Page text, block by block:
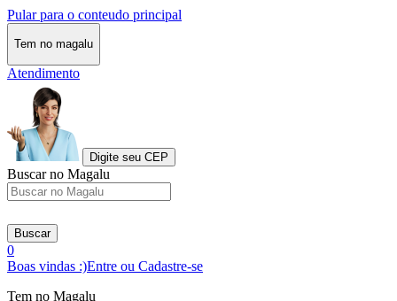
Pular para o conteudo principal
Tem no magalu
Atendimento
Digite seu CEP
Buscar no Magalu
Buscar
0
Boas vindas :)Entre ou Cadastre-se
Tem no Magalu